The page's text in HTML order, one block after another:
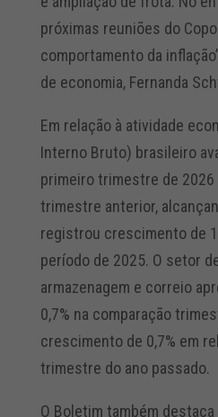
próximas reuniões do
comportamento da
de economia, Fernanda
Em relação à atividade
Interno Bruto) brasileiro
primeiro trimestre de 2026
trimestre anterior,
registrou crescimento de
período de 2025. O setor
armazenagem e correio
0,7% na comparação
crescimento de 0,7% em
trimestre do ano passado.
O Boletim também